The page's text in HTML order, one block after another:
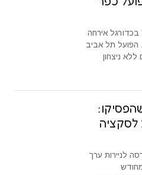
בליגת העל בכדורגל אירחה
הפועל תל אביב
ללא ניצחון
לסקציה
הבורסה לניירות ערך